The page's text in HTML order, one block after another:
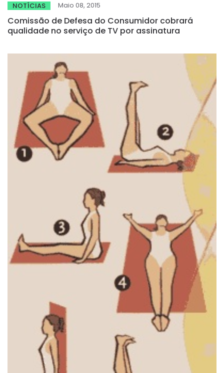
NOTÍCIAS Maio 08, 2015
Comissão de Defesa do Consumidor cobrará
qualidade no serviço de TV por assinatura